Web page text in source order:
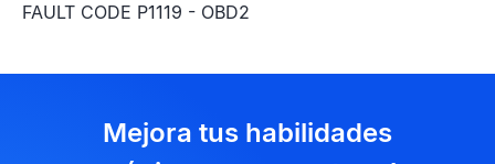
FAULT CODE P1119 - OBD2
Mejora tus habilidades